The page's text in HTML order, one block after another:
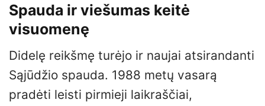
Spauda ir viešumas keitė
visuomenę
Didelę reikšmę turėjo ir naujai atsirandanti
Sąjūdžio spauda. 1988 metų vasarą
pradėti leisti pirmieji laikraščiai,